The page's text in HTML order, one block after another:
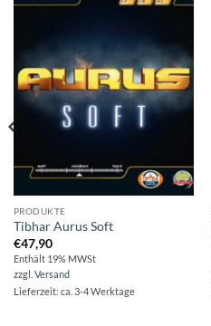
PRODUKTE
Tibhar Aurus Soft
€47,90
Enthält 19% MWSt
zzgl. Versand
Lieferzeit: ca. 3-4 Werktage